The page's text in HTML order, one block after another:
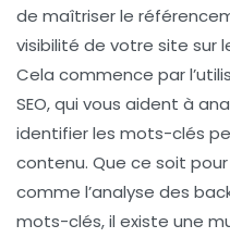
de maîtriser le
visibilité de votre site sur
Cela commence par
SEO, qui vous aident à
identifier les mots-clés
contenu. Que ce soit
comme l’analyse des
mots-clés, il existe une